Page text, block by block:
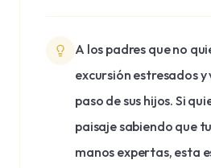
A los padres que no
excursión estresados
paso de sus hijos. Si
paisaje sabiendo que
manos expertas, esta